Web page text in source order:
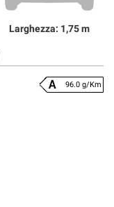
Larghezza: 1,75 m
96.0 g/Km